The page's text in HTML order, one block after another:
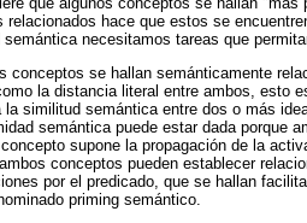
relacionados hace que estos se
necesitamos tareas que
conceptos se hallan semánticamente
la distancia literal entre ambos, esto
la similitud semántica entre dos o más
semántica puede estar dada porque
supone la propagación de la
conceptos pueden establecer
por el predicado, que se hallan
priming semántico.